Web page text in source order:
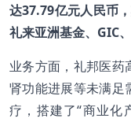
达37.79亿元人民币
礼来亚洲基金、GIC
业务方面，礼邦医药
肾功能进展等未满足
疗，搭建了“商业化